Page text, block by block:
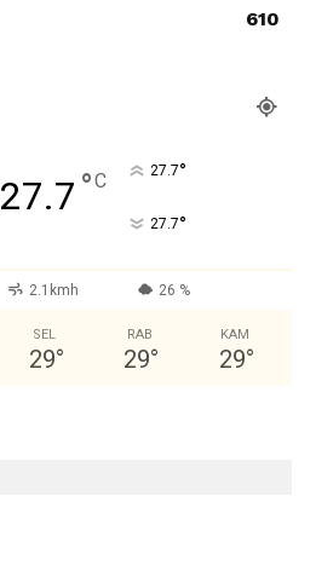
610
27.7 °C 27.7°
27.7°
2.1kmh 26 %
SEL
29°
RAB
29°
KAM
29°